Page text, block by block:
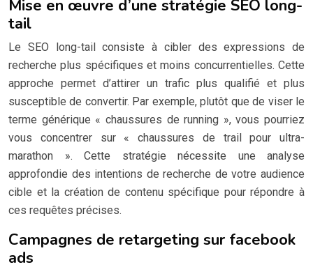
Mise en œuvre d’une stratégie SEO long-
tail
Le SEO long-tail consiste à cibler des expressions de
recherche plus spécifiques et moins concurrentielles. Cette
approche permet d’attirer un trafic plus qualifié et plus
susceptible de convertir. Par exemple, plutôt que de viser le
terme générique « chaussures de running », vous pourriez
vous concentrer sur « chaussures de trail pour ultra-
marathon ». Cette stratégie nécessite une analyse
approfondie des intentions de recherche de votre audience
cible et la création de contenu spécifique pour répondre à
ces requêtes précises.
Campagnes de retargeting sur facebook
ads